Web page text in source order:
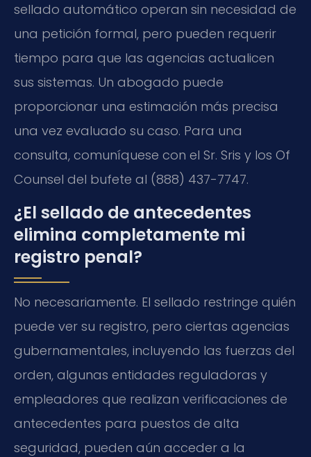
sellado automático operan sin necesidad de
una petición formal, pero pueden requerir
tiempo para que las agencias actualicen
sus sistemas. Un abogado puede
proporcionar una estimación más precisa
una vez evaluado su caso. Para una
consulta, comuníquese con el Sr. Sris y los Of
Counsel del bufete al (888) 437-7747.
¿El sellado de antecedentes
elimina completamente mi
registro penal?
No necesariamente. El sellado restringe quién
puede ver su registro, pero ciertas agencias
gubernamentales, incluyendo las fuerzas del
orden, algunas entidades reguladoras y
empleadores que realizan verificaciones de
antecedentes para puestos de alta
seguridad, pueden aún acceder a la